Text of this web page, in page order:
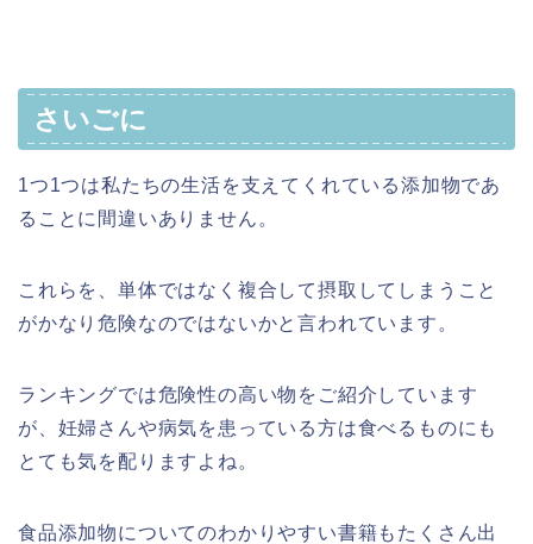
さいごに
1つ1つは私たちの生活を支えてくれている添加物であ
ることに間違いありません。
これらを、単体ではなく複合して摂取してしまうこと
がかなり危険なのではないかと言われています。
ランキングでは危険性の高い物をご紹介しています
が、妊婦さんや病気を患っている方は食べるものにも
とても気を配りますよね。
食品添加物についてのわかりやすい書籍もたくさん出